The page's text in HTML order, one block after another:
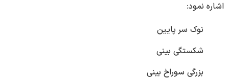
اشاره نمود:
نوک سر پایین
شکستگی بینی
بزرگی سوراخ بینی